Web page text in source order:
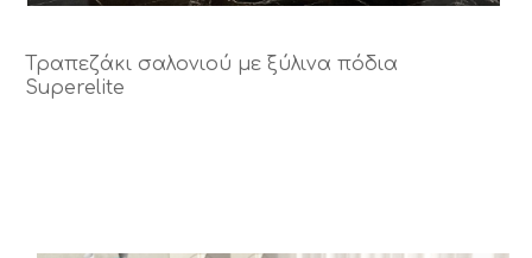
Τραπεζάκι σαλονιού με ξύλινα πόδια
Superelite